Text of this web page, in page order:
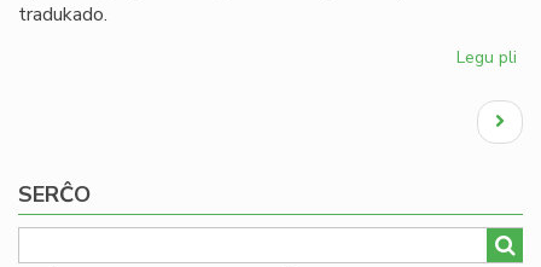
tradukado.
Legu pli
Next
page
SERĈO